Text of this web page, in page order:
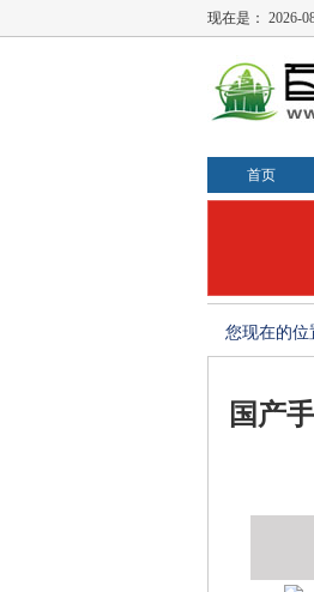
现在是： 2026-
首页
您现在的位
国产